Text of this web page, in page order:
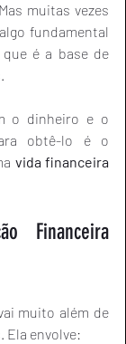
muitas vezes
fundamental
é a base de
o dinheiro e o
obtê-lo é o
vida financeira
Financeira
muito além de
Ela envolve: